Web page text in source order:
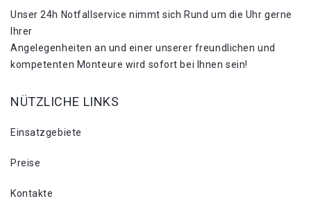
Unser 24h Notfallservice nimmt sich Rund um die Uhr gerne
Ihrer
Angelegenheiten an und einer unserer freundlichen und
kompetenten Monteure wird sofort bei Ihnen sein!
NÜTZLICHE LINKS
Einsatzgebiete
Preise
Kontakte